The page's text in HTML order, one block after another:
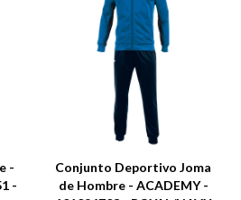
-
-
Conjunto Deportivo Joma
de Hombre - ACADEMY -